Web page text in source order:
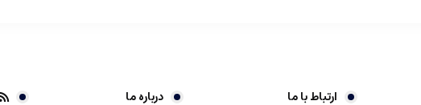
ارتباط با ما درباره ما